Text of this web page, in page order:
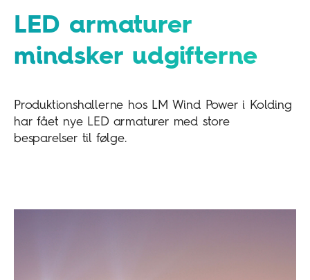
LED armaturer
mindsker udgifterne
Produktionshallerne hos LM Wind Power i Kolding
har fået nye LED armaturer med store
besparelser til følge.